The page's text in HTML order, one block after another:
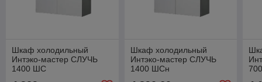
Шкаф холодильный
Интэко-мастер СЛУЧЬ
1400 ШС
Шкаф холодильный
Интэко-мастер СЛУЧЬ
1400 ШСн